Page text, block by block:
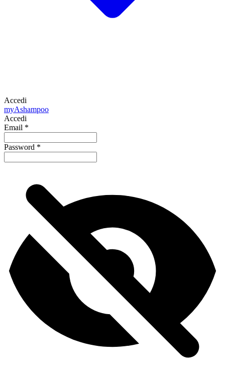
Accedi
myAshampoo
Accedi
Email *
Password *